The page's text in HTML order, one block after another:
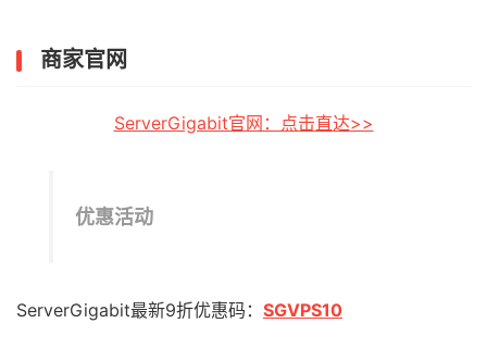
商家官网
ServerGigabit官网：点击直达>>
优惠活动
ServerGigabit最新9折优惠码： SGVPS10